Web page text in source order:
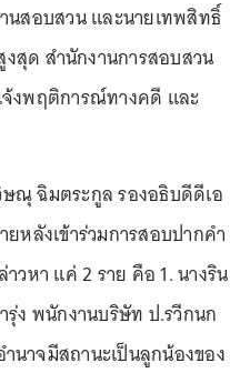
สอบสวน และนายเทพสิทธิ์
สุด สำนักงานการสอบสวน
งพฤติการณ์ทางคดี และ
ณุ ฉิมตระกูล รองอธิบดีดีเอ
หลังเข้าร่วมการสอบปากคำ
วหา แค่ 2 ราย คือ 1. นางริน
ง พนักงานบริษัท ป.รวีกนก
าจมีสถานะเป็นลูกน้องของ